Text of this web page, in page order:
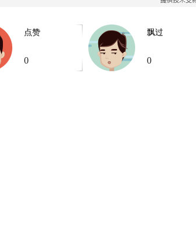
点赞
0
飘过
0